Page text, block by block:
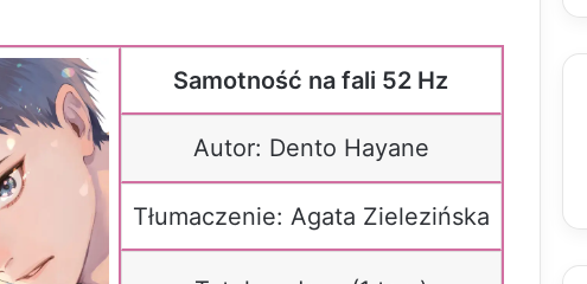
Samotność na fali 52 Hz
Autor: Dento Hayane
Tłumaczenie: Agata Zielezińska